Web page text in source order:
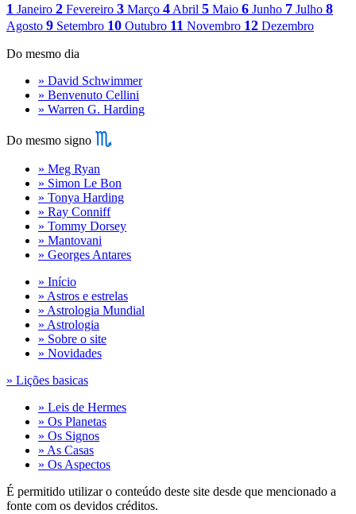
1 Janeiro 2 Fevereiro 3 Março 4 Abril 5 Maio 6 Junho 7 Julho 8
Agosto 9 Setembro 10 Outubro 11 Novembro 12 Dezembro
Do mesmo dia
» David Schwimmer
» Benvenuto Cellini
» Warren G. Harding
Do mesmo signo
» Meg Ryan
» Simon Le Bon
» Tonya Harding
» Ray Conniff
» Tommy Dorsey
» Mantovani
» Georges Antares
» Início
» Astros e estrelas
» Astrologia Mundial
» Astrologia
» Sobre o site
» Novidades
» Lições basicas
» Leis de Hermes
» Os Planetas
» Os Signos
» As Casas
» Os Aspectos
É permitido utilizar o conteúdo deste site desde que mencionado a
fonte com os devidos créditos.